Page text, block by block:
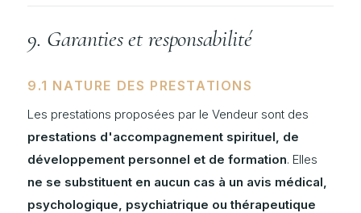
9. Garanties et responsabilité
9.1 NATURE DES PRESTATIONS
Les prestations proposées par le Vendeur sont des
prestations d'accompagnement spirituel, de
développement personnel et de formation. Elles
ne se substituent en aucun cas à un avis médical,
psychologique, psychiatrique ou thérapeutique